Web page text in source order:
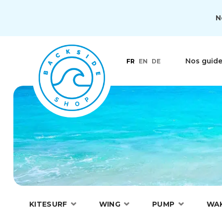
FR EN DE Nos
KITESURF WING PUMP